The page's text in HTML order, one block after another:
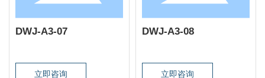
DWJ-A3-07
立即咨询
DWJ-A3-08
立即咨询